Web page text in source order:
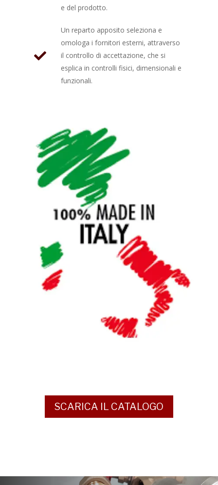
e del prodotto.
Un reparto apposito seleziona e
omologa i fornitori esterni, attraverso
il controllo di accettazione, che si
esplica in controlli fisici, dimensionali e
funzionali.
SCARICA IL CATALOGO